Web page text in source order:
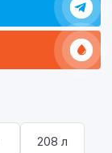
208 л